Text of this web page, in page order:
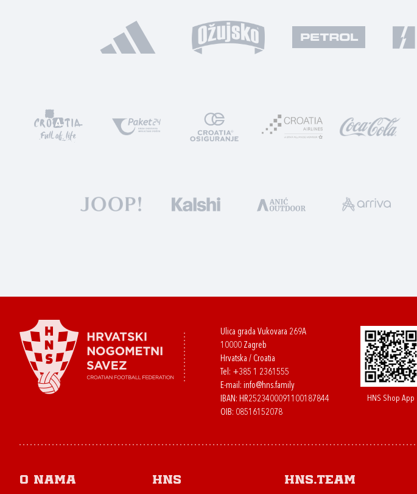
Ulica grada Vukovara 269A
10000 Zagreb
Hrvatska / Croatia
Tel: +385 1 2361555
E-mail: info@hns.family
IBAN: HR2523400091100187844
OIB: 08516152078
HNS Shop App
O nama HNS HNS.team